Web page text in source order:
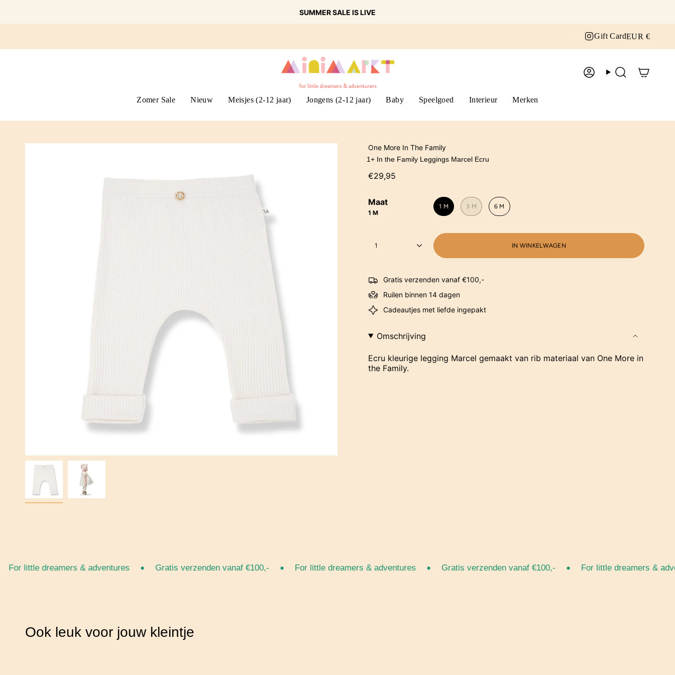
SUMMER SALE IS LIVE
Instagram
Gift Card EUR €
AccountZoek
Zomer Sale Nieuw Meisjes (2-12 jaar) Jongens (2-12 jaar) Baby Speelgoed Interieur Merken
One More In The Family
1+ In the Family Leggings Marcel Ecru
€29,95
Maat
1 M
1 M 3 M 6 M
1 IN WINKELWAGEN
Gratis verzenden vanaf €100,-
Ruilen binnen 14 dagen
Cadeautjes met liefde ingepakt
Omschrijving
Ecru kleurige legging Marcel gemaakt van rib materiaal van One More in
the Family.
little dreamers & adventures • Gratis verzenden vanaf €100,- • For little dreamers & adventures • Gratis verzenden vanaf €100,- • For little dreamers &
Ook leuk voor jouw kleintje